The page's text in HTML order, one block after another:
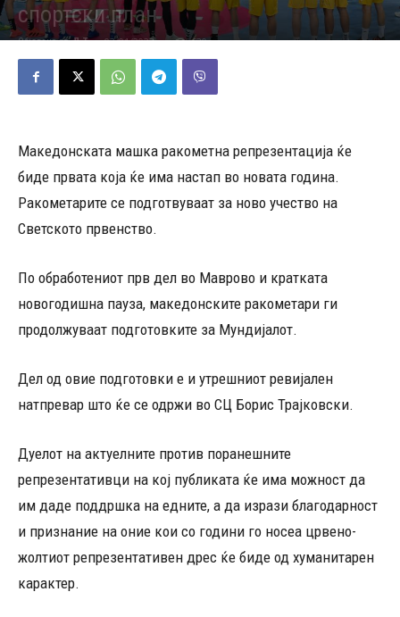
спортски план
Објавено од Д.Т. - 02/01/2023 630
Македонската машка ракометна репрезентација ќе
биде првата која ќе има настап во новата година.
Ракометарите се подготвуваат за ново учество на
Светското првенство.
По обработениот прв дел во Маврово и кратката
новогодишна пауза, македонските ракометари ги
продолжуваат подготовките за Мундијалот.
Дел од овие подготовки е и утрешниот ревијален
натпревар што ќе се одржи во СЦ Борис Трајковски.
Дуелот на актуелните против поранешните
репрезентативци на кој публиката ќе има можност да
им даде поддршка на едните, а да изрази благодарност
и признание на оние кои со години го носеа црвено-
жолтиот репрезентативен дрес ќе биде од хуманитарен
карактер.